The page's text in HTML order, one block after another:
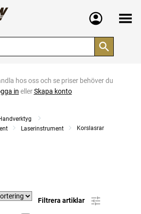
Meny
hos oss och se priser behöver du
in ellerSkapa konto
Laserinstrument Korslasrar
Filtrera artiklar